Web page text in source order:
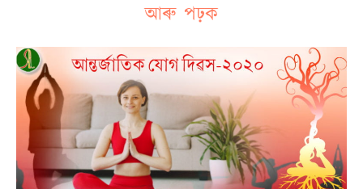
আৰু পঢ়ক